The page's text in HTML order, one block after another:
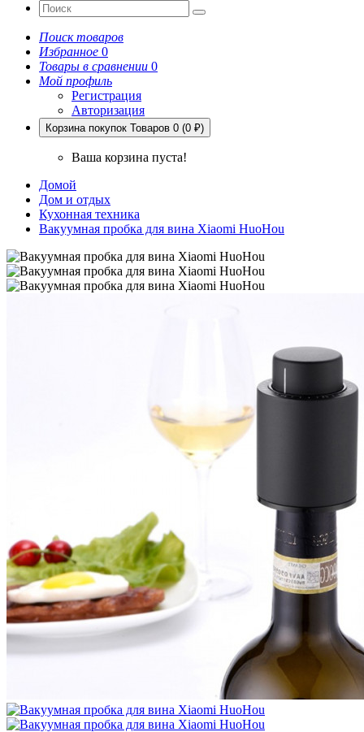
Поиск товаров
Избранное 0
Товары в сравнении 0
Мой профиль
Регистрация
Авторизация
Корзина покупок Товаров 0 (0 ₽)
Ваша корзина пуста!
Домой
Дом и отдых
Кухонная техника
Вакуумная пробка для вина Xiaomi HuoHou